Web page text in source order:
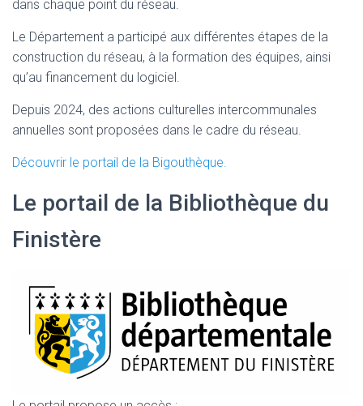
dans chaque point du réseau.
Le Département a participé aux différentes étapes de la
construction du réseau, à la formation des équipes, ainsi
qu’au financement du logiciel.
Depuis 2024, des actions culturelles intercommunales
annuelles sont proposées dans le cadre du réseau.
Découvrir le portail de la Bigouthèque.
Le portail de la Bibliothèque du
Finistère